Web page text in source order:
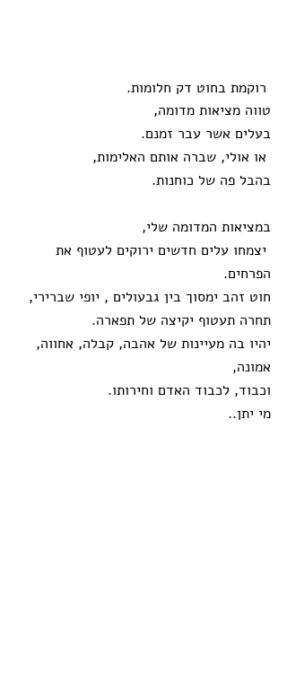
טווה מציאות מדומה,
בעלים אשר עבר זמנם.
בהבל פה של כוחנות.
במציאות המדומה שלי,
יצמחו עלים חדשים ירוקים לעטוף את
הפרחים.
חוט זהב ימסוך בין גבעולים , יופי שברירי,
תחרה תעטוף יקיצה של תפארה.
יהיו בה מעיינות של אהבה, קבלה, אחווה,
אמונה,
וכבוד, לכבוד האדם וחירותו.
מי יתן..